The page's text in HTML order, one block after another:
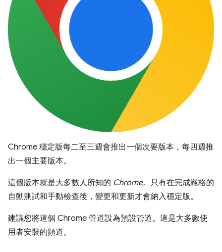
Chrome 穩定版每二至三週會推出一個次要版本，每四週推
出一個主要版本。
這個版本就是大多數人所知的 Chrome。只有在完成嚴格的
自動測試和手動檢查後，變更和更新才會納入穩定版。
建議您將這個 Chrome 管道設為預設管道。這是大多數使
用者安裝的頻道。